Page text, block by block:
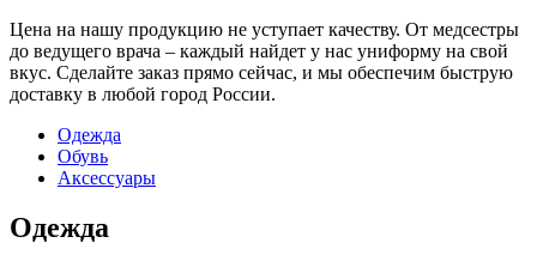
Цена на нашу продукцию не уступает качеству. От медсестры
до ведущего врача – каждый найдет у нас униформу на свой
вкус. Сделайте заказ прямо сейчас, и мы обеспечим быструю
доставку в любой город России.
Одежда
Обувь
Аксессуары
Одежда